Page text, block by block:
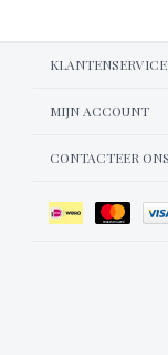
KLANTENSERVICE
MIJN ACCOUNT
CONTACTEER ONS